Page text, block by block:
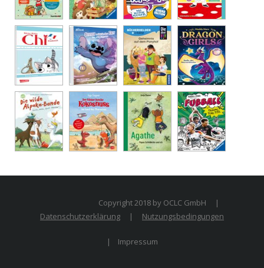
Copyright 2018 by OCLC GmbH
|
Datenschutzerklärung
| Nutzungsbedingungen
| Impressum